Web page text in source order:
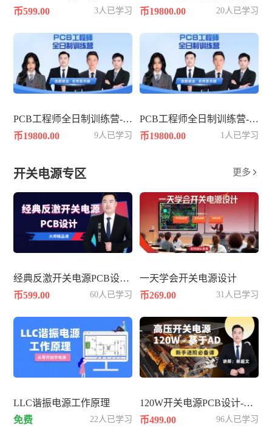
币599.00
3人已学习
币19800.00
20人已学习
PCB工程师全日制训练营-386期
币19800.00
9人已学习
PCB工程师全日制训练营-384期
币19800.00
1人已学习
开关电源专区 更多 
经典反激开关电源PCB设计-60W
币599.00
60人已学习
一天学会开关电源设计
币269.00
31人已学习
LLC谐振电源工作原理
免费
22人已学习
120W开关电源PCB设计-基于AD
币499.00
96人已学习